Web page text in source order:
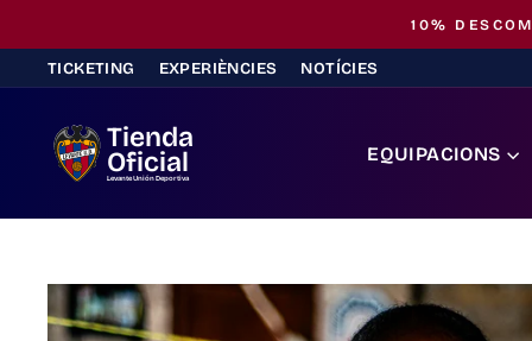
al
contingutTICKETING EXPERIÈNCIES NOTÍCIES
Tienda
Oficial
Levante Unión Deportiva
EQUIPACIONS